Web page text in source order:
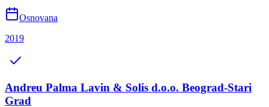
Osnovana
2019
Andreu Palma Lavin & Solis d.o.o. Beograd-Stari
Grad